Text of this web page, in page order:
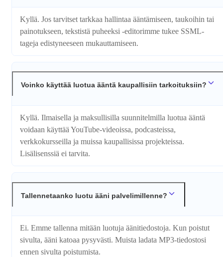
Kyllä. Jos tarvitset tarkkaa hallintaa ääntämiseen, taukoihin tai
painotukseen, tekstistä puheeksi -editorimme tukee SSML-
tageja edistyneeseen mukauttamiseen.
Voinko käyttää luotua ääntä kaupallisiin tarkoituksiin?
Kyllä. Ilmaisella ja maksullisilla suunnitelmilla luotua ääntä
voidaan käyttää YouTube-videoissa, podcasteissa,
verkkokursseilla ja muissa kaupallisissa projekteissa.
Lisälisenssiä ei tarvita.
Tallennetaanko luotu ääni palvelimillenne?
Ei. Emme tallenna mitään luotuja äänitiedostoja. Kun poistut
sivulta, ääni katoaa pysyvästi. Muista ladata MP3-tiedostosi
ennen sivulta poistumista.